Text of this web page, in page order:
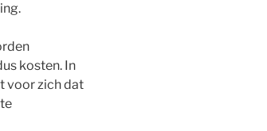
kosten. In
voor zich dat